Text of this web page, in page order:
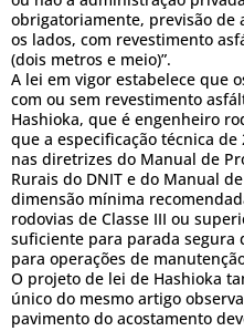
obrigatoriamente, previsão de
os lados, com revestimento
(dois metros e meio)”.
A lei em vigor estabelece que
com ou sem revestimento
Hashioka, que é engenheiro
que a especificação técnica
nas diretrizes do Manual de
Rurais do DNIT e do Manual
dimensão mínima
rodovias de Classe III ou
suficiente para parada segura
para operações de
O projeto de lei de Hashioka
único do mesmo artigo
pavimento do acostamento